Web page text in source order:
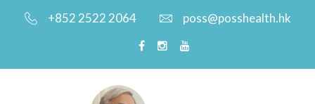
+852 2522 2064 poss@posshealth.hk